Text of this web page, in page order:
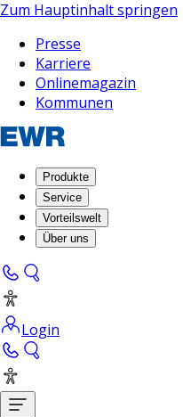
Zum Hauptinhalt springen
Presse
Karriere
Onlinemagazin
Kommunen
Produkte
Service
Vorteilswelt
Über uns
Login